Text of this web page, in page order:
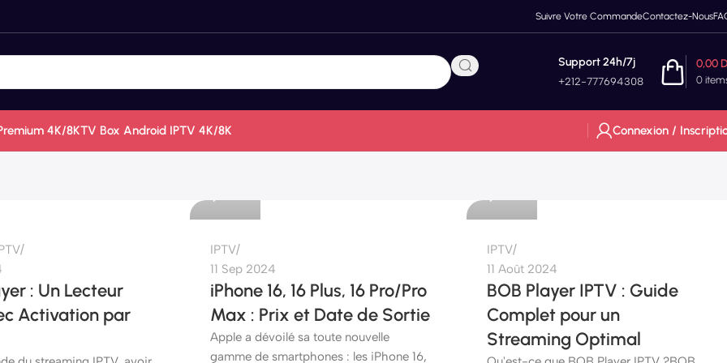
Suivre Votre CommandeContactez-Nous
Support 24h/7j
+212-777694308 0
0,00
4K/8KTV Box Android IPTV 4K/8K Connexion /
: Un Lecteur
Activation par
etshop
IPTV
11 Sep 2024
iPhone 16, 16 Plus, 16 Pro/Pro
Max : Prix et Date de Sortie
Apple a dévoilé sa toute nouvelle
gamme de smartphones : les iPhone 16,
etshop
IPTV
11 Août 2024
BOB Player IPTV : Guide
Complet pour un
Streaming Optimal